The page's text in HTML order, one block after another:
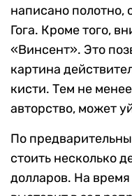
написано полотно,
Гога. Кроме того,
«Винсент». Это
картина
кисти. Тем не
авторство, может
По
стоить несколько
долларов. На